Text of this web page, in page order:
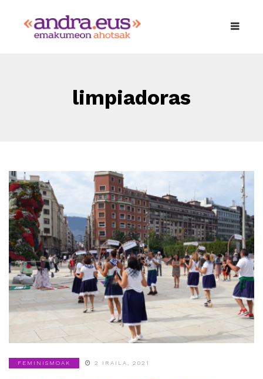
limpiadoras
FEMINISMOAK 2 IRAILA, 2021